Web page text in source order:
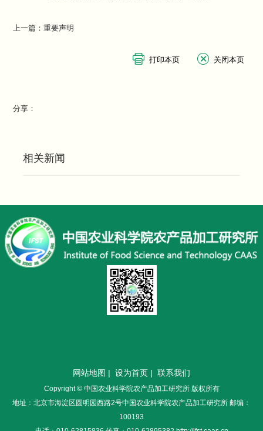
上一篇：重要声明
分享：
相关新闻
网站地图 | 设为首页 | 联系我们
Copyright © 中国农业科学院农产品加工研究所 版权所有
地址：北京市海淀区圆明园西路2号中国农业科学院农产品加工研究所 邮编：
100193